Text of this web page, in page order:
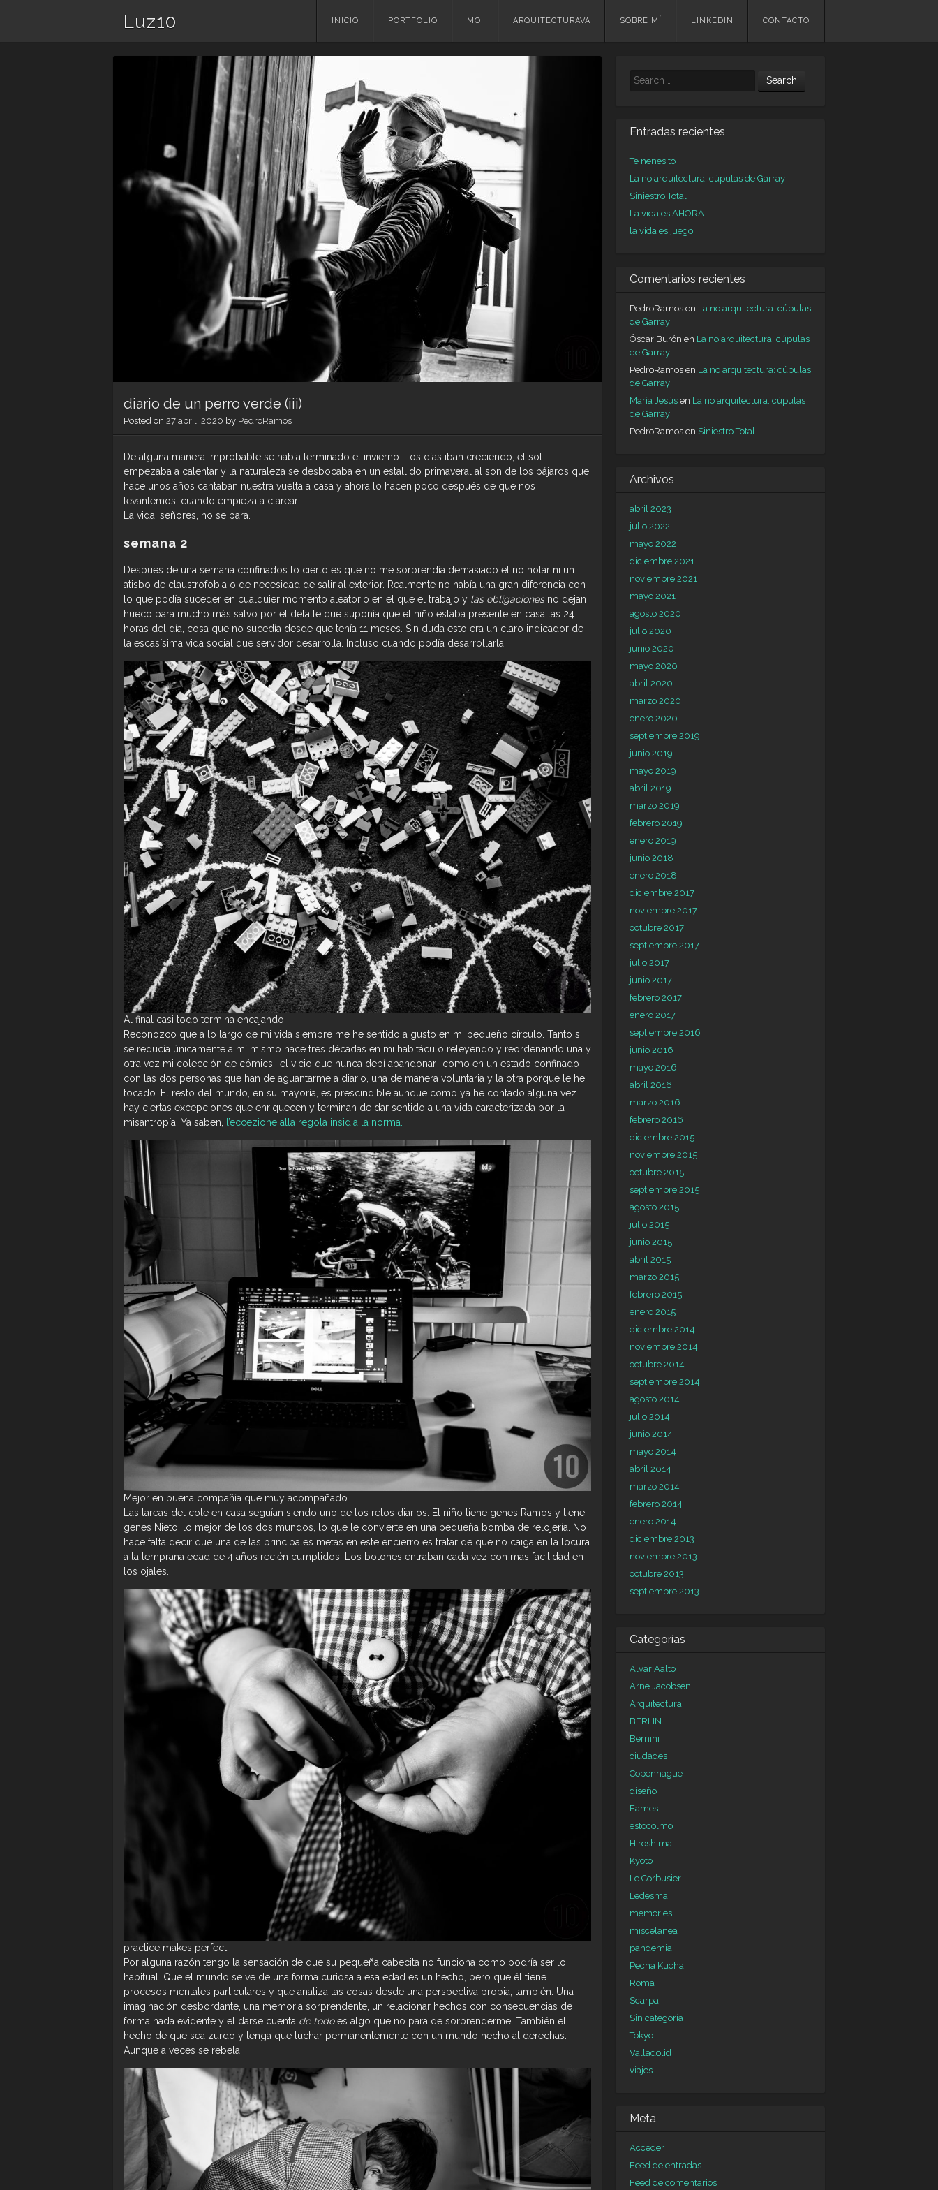
Luz10
Skip
INICIO PORTFOLIO MOI ARQUITECTURAVA SOBRE MÍ LINKEDIN CONTACTO
diario de un perro verde (iii)
Posted on 27 abril, 2020 by PedroRamos
De alguna manera improbable se había terminado el invierno. Los días iban creciendo, el sol
empezaba a calentar y la naturaleza se desbocaba en un estallido primaveral al son de los pájaros que
hace unos años cantaban nuestra vuelta a casa y ahora lo hacen poco después de que nos
levantemos, cuando empieza a clarear.
La vida, señores, no se para.
semana 2
Después de una semana confinados lo cierto es que no me sorprendía demasiado el no notar ni un
atisbo de claustrofobia o de necesidad de salir al exterior. Realmente no había una gran diferencia con
lo que podía suceder en cualquier momento aleatorio en el que el trabajo y las obligacionesno dejan
hueco para mucho más salvo por el detalle que suponía que el niño estaba presente en casa las 24
horas del día, cosa que no sucedía desde que tenía 11 meses. Sin duda esto era un claro indicador de
la escasísima vida social que servidor desarrolla. Incluso cuando podía desarrollarla.
Al final casi todo termina encajando
Reconozco que a lo largo de mi vida siempre me he sentido a gusto en mi pequeño círculo. Tanto si
se reducía únicamente a mí mismo hace tres décadas en mi habitáculo releyendo y reordenando una y
otra vez mi colección de cómics -el vicio que nunca debí abandonar- como en un estado confinado
con las dos personas que han de aguantarme a diario, una de manera voluntaria y la otra porque le he
tocado. El resto del mundo, en su mayoría, es prescindible aunque como ya he contado alguna vez
hay ciertas excepciones que enriquecen y terminan de dar sentido a una vida caracterizada por la
misantropía. Ya saben, l’eccezione alla regola insidia la norma.
Mejor en buena compañía que muy acompañado
Las tareas del cole en casa seguían siendo uno de los retos diarios. El niño tiene genes Ramos y tiene
genes Nieto, lo mejor de los dos mundos, lo que le convierte en una pequeña bomba de relojería. No
hace falta decir que una de las principales metas en este encierro es tratar de que no caiga en la locura
a la temprana edad de 4 años recién cumplidos. Los botones entraban cada vez con mas facilidad en
los ojales.
practice makes perfect
Por alguna razón tengo la sensación de que su pequeña cabecita no funciona como podría ser lo
habitual. Que el mundo se ve de una forma curiosa a esa edad es un hecho, pero que él tiene
procesos mentales particulares y que analiza las cosas desde una perspectiva propia, también. Una
imaginación desbordante, una memoria sorprendente, un relacionar hechos con consecuencias de
forma nada evidente y el darse cuenta de todoes algo que no para de sorprenderme. También el
hecho de que sea zurdo y tenga que luchar permanentemente con un mundo hecho al derechas.
Aunque a veces se rebela.
Search
Entradas recientes
Te nenesito
La no arquitectura: cúpulas de Garray
Siniestro Total
La vida es AHORA
la vida es juego
Comentarios recientes
PedroRamos en La no arquitectura: cúpulas
de Garray
Óscar Burón en La no arquitectura: cúpulas
de Garray
PedroRamos en La no arquitectura: cúpulas
de Garray
María Jesús en La no arquitectura: cúpulas
de Garray
PedroRamos en Siniestro Total
Archivos
abril 2023
julio 2022
mayo 2022
diciembre 2021
noviembre 2021
mayo 2021
agosto 2020
julio 2020
junio 2020
mayo 2020
abril 2020
marzo 2020
enero 2020
septiembre 2019
junio 2019
mayo 2019
abril 2019
marzo 2019
febrero 2019
enero 2019
junio 2018
enero 2018
diciembre 2017
noviembre 2017
octubre 2017
septiembre 2017
julio 2017
junio 2017
febrero 2017
enero 2017
septiembre 2016
junio 2016
mayo 2016
abril 2016
marzo 2016
febrero 2016
diciembre 2015
noviembre 2015
octubre 2015
septiembre 2015
agosto 2015
julio 2015
junio 2015
abril 2015
marzo 2015
febrero 2015
enero 2015
diciembre 2014
noviembre 2014
octubre 2014
septiembre 2014
agosto 2014
julio 2014
junio 2014
mayo 2014
abril 2014
marzo 2014
febrero 2014
enero 2014
diciembre 2013
noviembre 2013
octubre 2013
septiembre 2013
Categorías
Alvar Aalto
Arne Jacobsen
Arquitectura
BERLIN
Bernini
ciudades
Copenhague
diseño
Eames
estocolmo
Hiroshima
Kyoto
Le Corbusier
Ledesma
memories
miscelanea
pandemia
Pecha Kucha
Roma
Scarpa
Sin categoría
Tokyo
Valladolid
viajes
Meta
Acceder
Feed de entradas
Feed de comentarios